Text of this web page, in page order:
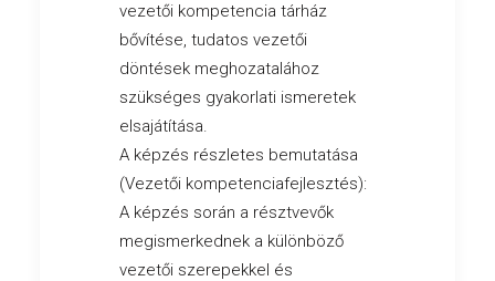
vezetői kompetencia tárház
bővítése, tudatos vezetői
döntések meghozatalához
szükséges gyakorlati ismeretek
elsajátítása.
A képzés részletes bemutatása
(Vezetői kompetenciafejlesztés):
A képzés során a résztvevők
megismerkednek a különböző
vezetői szerepekkel és